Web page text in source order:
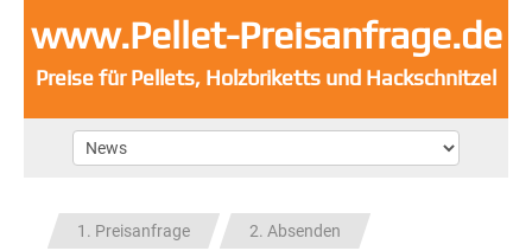
www.Pellet-Preisanfrage.de
Preise für Pellets, Holzbriketts und Hackschnitzel
1. Preisanfrage 2. Absenden